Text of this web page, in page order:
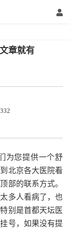
章就有
为您提供一个舒
北京各大医院看
部的联系方式。
多人看病了，也
别是首都天坛医
号，如果没有提